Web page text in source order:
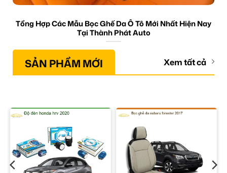
Tổng Hợp Các Mẫu Bọc Ghế Da Ô Tô Mới Nhất Hiện Nay
Tại Thành Phát Auto
SẢN PHẨM MỚI Xem tất cả